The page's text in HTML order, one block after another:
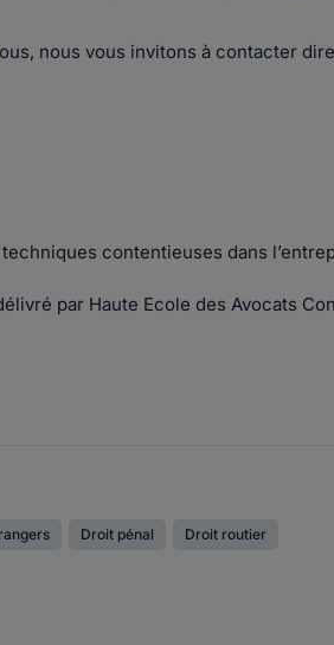
nous vous invitons à contacter
contentieuses dans
par Haute Ecole des Avocats
Droit pénal Droit routier